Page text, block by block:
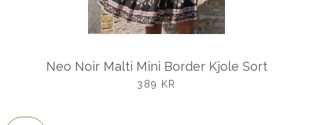
Neo Noir Malti Mini Border Kjole Sort
UDSALGSPRIS
389 KR